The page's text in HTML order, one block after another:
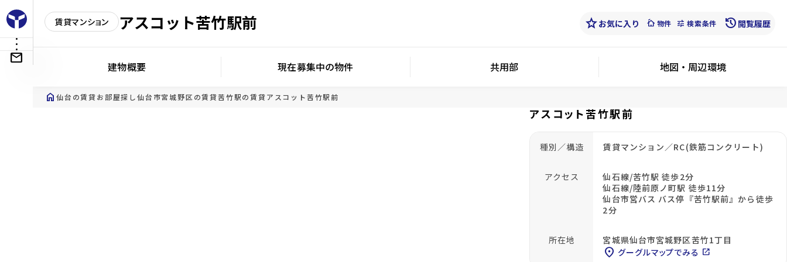
賃貸マンション アスコット苦竹駅前 starお気に入り cottage物件 tune 検索条件 history 閲覧履歴
建物概要 現在募集中の物件 共用部 地図・周辺環境
home 仙台の賃貸お部屋探し仙台市宮城野区の賃貸苦竹駅の賃貸アスコット苦竹駅前
アスコット苦竹駅前
種別／構造 賃貸マンション／RC(鉄筋コンクリート)
アクセス
仙石線/苦竹駅 徒歩2分
仙石線/陸前原ノ町駅 徒歩11分
仙台市営バス バス停『苦竹駅前』から徒歩
2分
所在地 宮城県仙台市宮城野区苦竹1丁目
location_on グーグルマップでみる open_in_new